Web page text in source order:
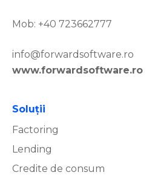
Mob: +40 723662777
info@forwardsoftware.ro
www.forwardsoftware.ro
Soluţii
Factoring
Lending
Credite de consum